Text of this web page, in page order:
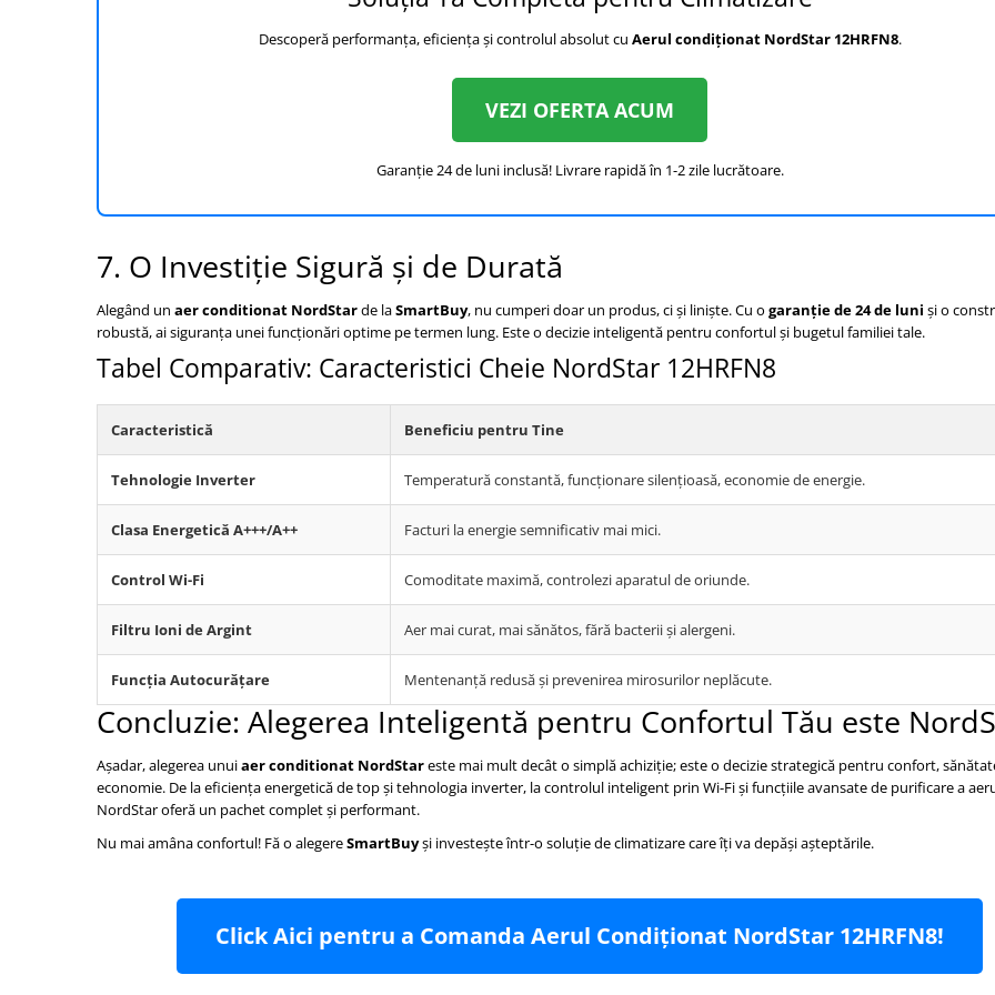
Descoperă performanța, eficiența și controlul absolut cu Aerul condiționat NordStar 12HRFN8.
VEZI OFERTA ACUM
Garanție 24 de luni inclusă! Livrare rapidă în 1-2 zile lucrătoare.
7. O Investiție Sigură și de Durată
Alegând un aer conditionat NordStarde laSmartBuy, nu cumperi doar un produs, ci și liniște. Cu o garanție de 24 de luni și o
robustă, ai siguranța unei funcționări optime pe termen lung. Este o decizie inteligentă pentru confortul și bugetul familiei tale.
Tabel Comparativ: Caracteristici Cheie NordStar 12HRFN8
Caracteristică Beneficiu pentru Tine
Tehnologie Inverter Temperatură constantă, funcționare silențioasă, economie de energie.
Clasa Energetică A+++/A++ Facturi la energie semnificativ mai mici.
Control Wi-Fi Comoditate maximă, controlezi aparatul de oriunde.
Filtru Ioni de Argint Aer mai curat, mai sănătos, fără bacterii și alergeni.
Funcția Autocurățare Mentenanță redusă și prevenirea mirosurilor neplăcute.
Concluzie: Alegerea Inteligentă pentru Confortul Tău este
Așadar, alegerea unuiaer conditionat NordStareste mai mult decât o simplă achiziție; este o decizie strategică pentru confort,
economie. De la eficiența energetică de top și tehnologia inverter, la controlul inteligent prin Wi-Fi și funcțiile avansate de purificare a
NordStar oferă un pachet complet și performant.
Nu mai amâna confortul! Fă o alegereSmartBuyși investește într-o soluție de climatizare care îți va depăși așteptările.
Click Aici pentru a Comanda Aerul Condiționat NordStar 12HRFN8!